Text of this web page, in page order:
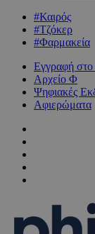
#Καιρός
#Τζόκερ
#Φαρμακεία
Εγγραφή
Αρχείο Φ
Ψηφιακές
Αφιερώματα